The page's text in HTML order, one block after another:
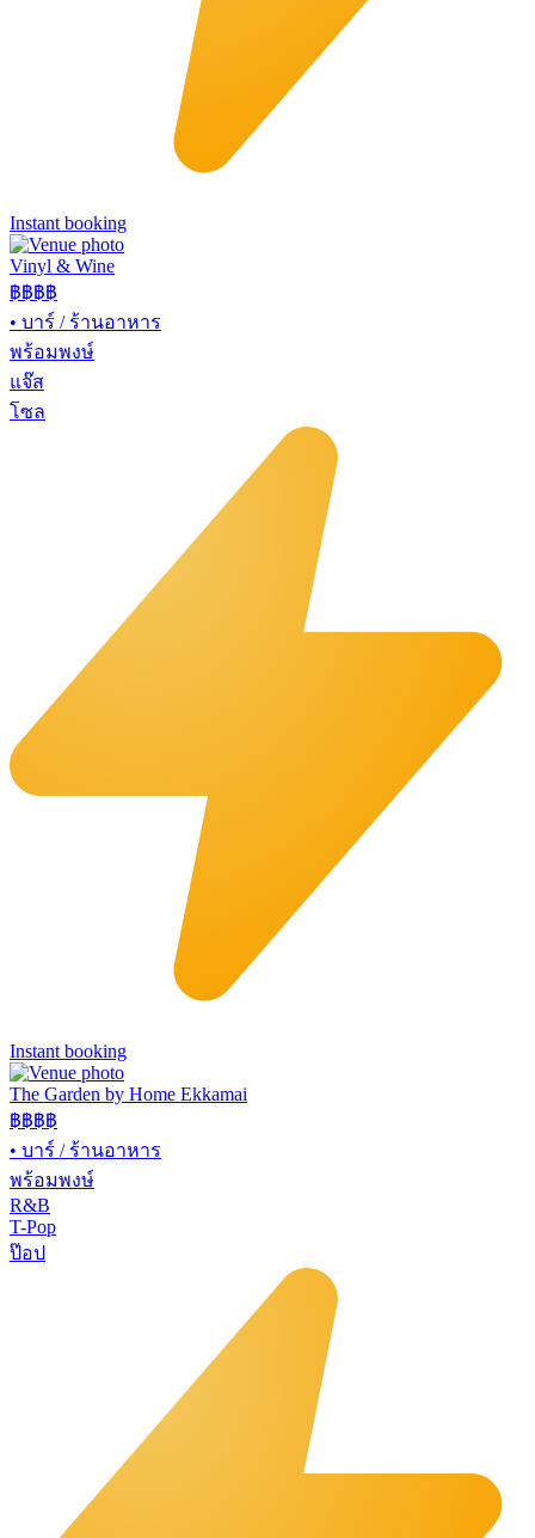
Instant booking
Vinyl & Wine
฿฿฿฿
• บาร์ / ร้านอาหาร
พร้อมพงษ์
แจ๊ส
โซล
Instant booking
The Garden by Home Ekkamai
฿฿฿฿
• บาร์ / ร้านอาหาร
พร้อมพงษ์
R&B
T-Pop
ป๊อป